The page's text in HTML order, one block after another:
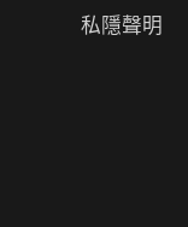
私隱聲明